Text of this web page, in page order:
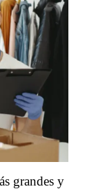
grandes y